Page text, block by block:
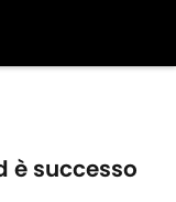
è successo